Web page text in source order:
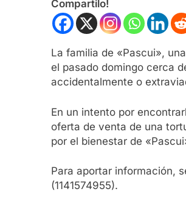
Compartilo!
La familia de «Pascui»,
el pasado domingo cerca
accidentalmente o
En un intento por
oferta de venta de una
por el bienestar de
Para aportar información,
(1141574955).